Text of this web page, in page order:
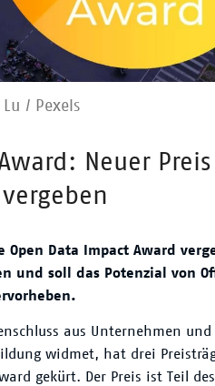
/ Pexels
Neuer
Open Data Impact Award
und soll das Potenzial von
aus Unternehmen
widmet, hat drei
gekürt. Der Preis ist Teil